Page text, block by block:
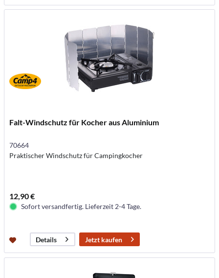
Falt-Windschutz für Kocher aus Aluminium
70664
Praktischer Windschutz für Campingkocher
12,90 €
Sofort versandfertig. Lieferzeit 2-4 Tage.
Details Jetzt kaufen